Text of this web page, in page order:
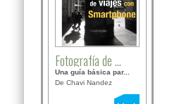
Fotografía de ...
Una guía básica par...
De Chavi Nandez